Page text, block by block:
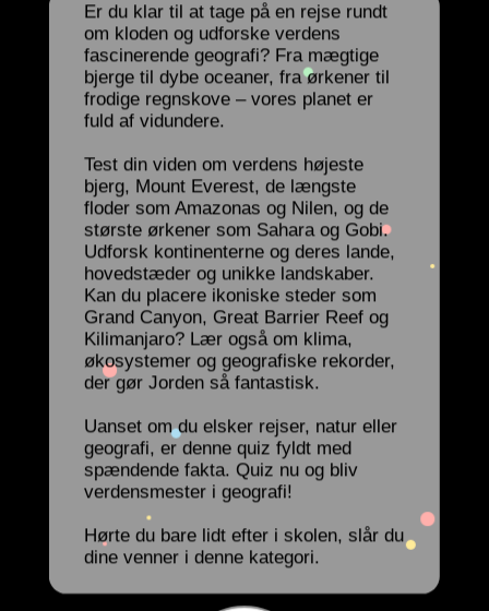
Er du klar til at tage på en rejse rundt
om kloden og udforske verdens
fascinerende geografi? Fra mægtige
bjerge til dybe oceaner, fra ørkener til
frodige regnskove – vores planet er
fuld af vidundere.
Test din viden om verdens højeste
bjerg, Mount Everest, de længste
floder som Amazonas og Nilen, og de
største ørkener som Sahara og Gobi.
Udforsk kontinenterne og deres lande,
hovedstæder og unikke landskaber.
Kan du placere ikoniske steder som
Grand Canyon, Great Barrier Reef og
Kilimanjaro? Lær også om klima,
økosystemer og geografiske rekorder,
der gør Jorden så fantastisk.
Uanset om du elsker rejser, natur eller
geografi, er denne quiz fyldt med
spændende fakta. Quiz nu og bliv
verdensmester i geografi!
Hørte du bare lidt efter i skolen, slår du
dine venner i denne kategori.